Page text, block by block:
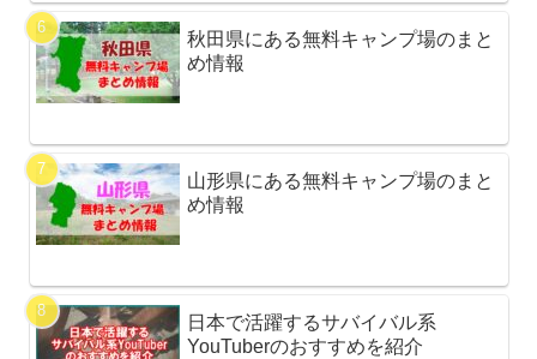
秋田県にある無料キャンプ場のまと
め情報
山形県にある無料キャンプ場のまと
め情報
日本で活躍するサバイバル系
YouTuberのおすすめを紹介